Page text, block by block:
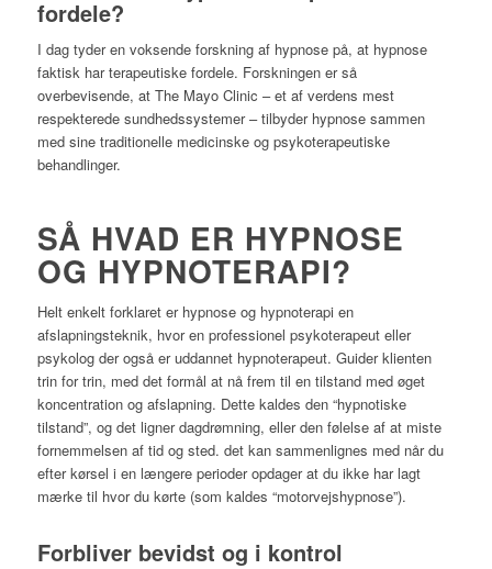
fordele?
I dag tyder en voksende forskning af hypnose på, at hypnose
faktisk har terapeutiske fordele. Forskningen er så
overbevisende, at The Mayo Clinic – et af verdens mest
respekterede sundhedssystemer – tilbyder hypnose sammen
med sine traditionelle medicinske og psykoterapeutiske
behandlinger.
SÅ HVAD ER HYPNOSE
OG HYPNOTERAPI?
Helt enkelt forklaret er hypnose og hypnoterapi en
afslapningsteknik, hvor en professionel psykoterapeut eller
psykolog der også er uddannet hypnoterapeut. Guider klienten
trin for trin, med det formål at nå frem til en tilstand med øget
koncentration og afslapning. Dette kaldes den “hypnotiske
tilstand”, og det ligner dagdrømning, eller den følelse af at miste
fornemmelsen af tid og sted. det kan sammenlignes med når du
efter kørsel i en længere perioder opdager at du ikke har lagt
mærke til hvor du kørte (som kaldes “motorvejshypnose”).
Forbliver bevidst og i kontrol